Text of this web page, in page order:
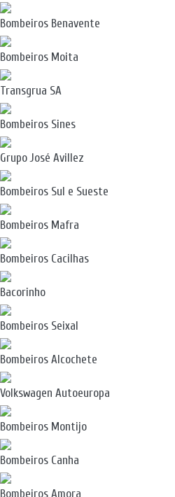
Bombeiros Benavente
Bombeiros Moita
Transgrua SA
Bombeiros Sines
Grupo José Avillez
Bombeiros Sul e Sueste
Bombeiros Mafra
Bombeiros Cacilhas
Bacorinho
Bombeiros Seixal
Bombeiros Alcochete
Volkswagen Autoeuropa
Bombeiros Montijo
Bombeiros Canha
Bombeiros Amora